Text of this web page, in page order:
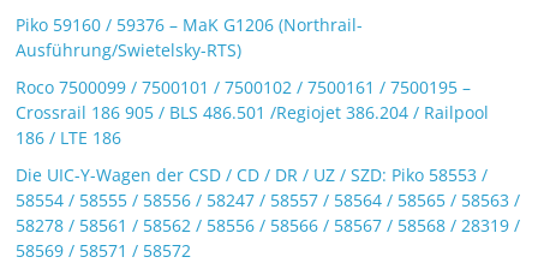
Piko 59160 / 59376 – MaK G1206 (Northrail-
Ausführung/Swietelsky-RTS)
Roco 7500099 / 7500101 / 7500102 / 7500161 / 7500195 –
Crossrail 186 905 / BLS 486.501 /Regiojet 386.204 / Railpool
186 / LTE 186
Die UIC-Y-Wagen der CSD / CD / DR / UZ / SZD: Piko 58553 /
58554 / 58555 / 58556 / 58247 / 58557 / 58564 / 58565 / 58563 /
58278 / 58561 / 58562 / 58556 / 58566 / 58567 / 58568 / 28319 /
58569 / 58571 / 58572